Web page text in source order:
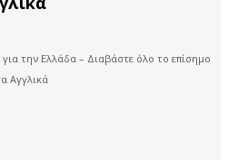
την Ελλάδα – Διαβάστε όλο το επίσημο
Αγγλικά